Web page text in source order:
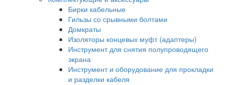
Бирки кабельные
Гильзы со срывными болтами
Домкраты
Изоляторы концевых муфт (адаптеры)
Инструмент для снятия полупроводящего
экрана
Инструмент и оборудование для прокладки
и разделки кабеля